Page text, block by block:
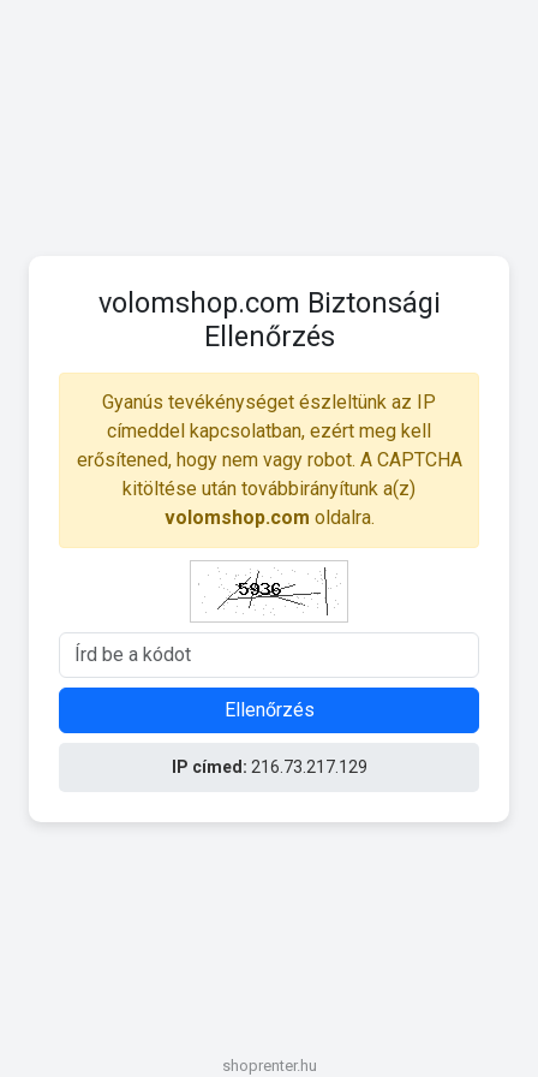
volomshop.com Biztonsági
Ellenőrzés
Gyanús tevékénységet észleltünk az IP
címeddel kapcsolatban, ezért meg kell
erősítened, hogy nem vagy robot. A CAPTCHA
kitöltése után továbbirányítunk a(z)
volomshop.com oldalra.
Ellenőrzés
IP címed: 216.73.217.129
shoprenter.hu